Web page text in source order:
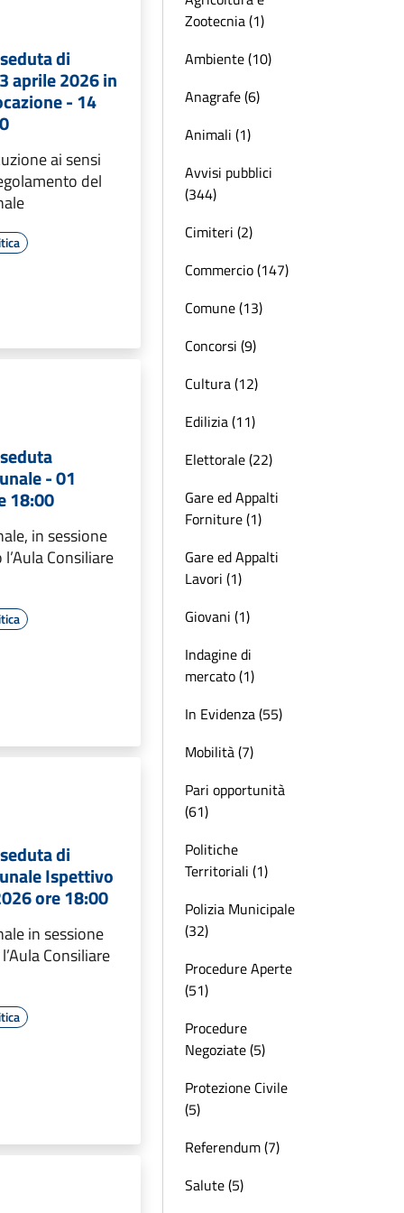
di
aprile 2026 in
- 14
ai sensi
del
- 01
18:00
in sessione
Consiliare
di
Ispettivo
ore 18:00
in sessione
Consiliare
Zootecnia (1)
Ambiente (10)
Anagrafe (6)
Animali (1)
Avvisi pubblici
(344)
Cimiteri (2)
Commercio (147)
Comune (13)
Concorsi (9)
Cultura (12)
Edilizia (11)
Elettorale (22)
Gare ed Appalti
Forniture (1)
Gare ed Appalti
Lavori (1)
Giovani (1)
Indagine di
mercato (1)
In Evidenza (55)
Mobilità (7)
Pari opportunità
(61)
Politiche
Territoriali (1)
Polizia Municipale
(32)
Procedure Aperte
(51)
Procedure
Negoziate (5)
Protezione Civile
(5)
Referendum (7)
Salute (5)